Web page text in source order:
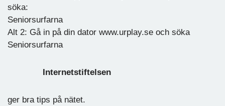
söka:
Seniorsurfarna
Alt 2: Gå in på din dator www.urplay.se och söka
Seniorsurfarna
Internetstiftelsen
ger bra tips på nätet.